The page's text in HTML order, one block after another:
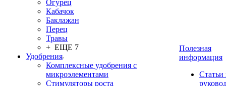
Огурец
Кабачок
Баклажан
Перец
Травы
+ ЕЩЕ 7
Удобрения
Комплексные удобрения с
микроэлементами
Стимуляторы роста
Полезная
информация
Статьи